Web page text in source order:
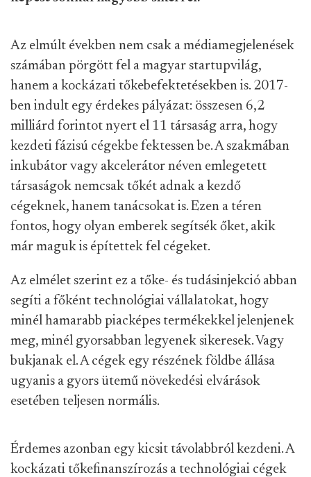
Az elmúlt években nem csak a médiamegjelenések
számában pörgött fel a magyar startupvilág,
hanem a kockázati tőkebefektetésekben is. 2017-
ben indult egy érdekes pályázat: összesen 6,2
milliárd forintot nyert el 11 társaság arra, hogy
kezdeti fázisú cégekbe fektessen be. A szakmában
inkubátor vagy akcelerátor néven emlegetett
társaságok nemcsak tőkét adnak a kezdő
cégeknek, hanem tanácsokat is. Ezen a téren
fontos, hogy olyan emberek segítsék őket, akik
már maguk is építettek fel cégeket.
Az elmélet szerint ez a tőke- és tudásinjekció abban
segíti a főként technológiai vállalatokat, hogy
minél hamarabb piacképes termékekkel jelenjenek
meg, minél gyorsabban legyenek sikeresek. Vagy
bukjanak el. A cégek egy részének földbe állása
ugyanis a gyors ütemű növekedési elvárások
esetében teljesen normális.
Érdemes azonban egy kicsit távolabbról kezdeni. A
kockázati tőkefinanszírozás a technológiai cégek